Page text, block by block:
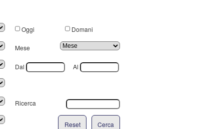
Oggi Domani
Mese
Dal Al
Ricerca
Cerca
Reset